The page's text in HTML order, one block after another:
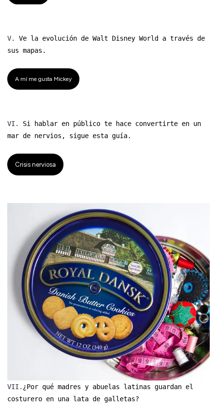
V. Ve la evolución de Walt Disney World a través de
sus mapas.
A mí me gusta Mickey
VI.
Si hablar en público te hace convertirte en un
mar de nervios, sigue esta guía.
Crisis nerviosa
VII. ¿Por qué madres y abuelas latinas guardan el
costurero en una lata de galletas?